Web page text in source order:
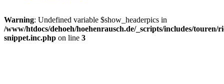
Warning: Undefined variable $show_headerpics in
/www/htdocs/dehoeh/hoehenrausch.de/_scripts/includes/touren/
snippet.inc.php on line 3